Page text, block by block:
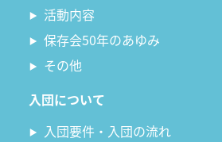
活動内容
保存会50年のあゆみ
その他
入団について
入団要件・入団の流れ